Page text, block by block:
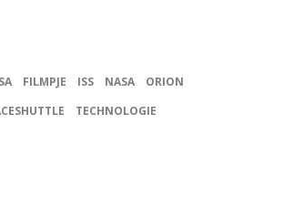
FILMPJE ISS NASA
ORION
TECHNOLOGIE